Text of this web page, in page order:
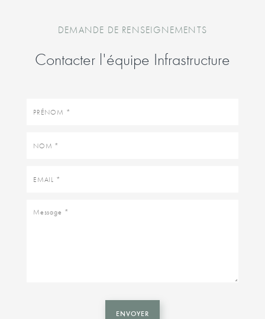
DEMANDE DE RENSEIGNEMENTS
Contacter l'équipe Infrastructure
Prénom
Nom
Email
Message
ENVOYER